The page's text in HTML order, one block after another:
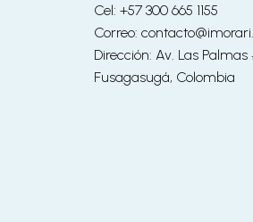
Cel: +57 300 665 1155
Correo:
Dirección: Av. Las Palmas
Fusagasugá, Colombia